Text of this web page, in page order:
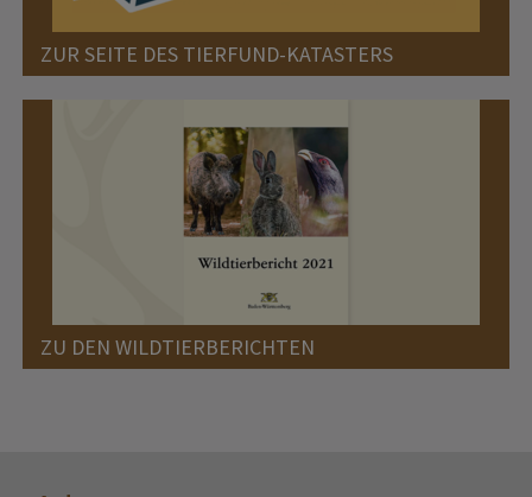
ZUR SEITE DES TIERFUND-KATASTERS
ZU DEN WILDTIERBERICHTEN